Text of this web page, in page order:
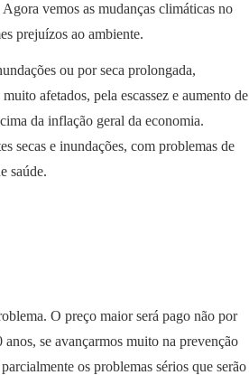
vemos as mudanças climáticas no
prejuízos ao ambiente.
ou por seca prolongada,
afetados, pela escassez e aumento de
da inflação geral da economia.
secas e inundações, com problemas de
saúde.
O preço maior será pago não por
se avançarmos muito na prevenção
os problemas sérios que serão